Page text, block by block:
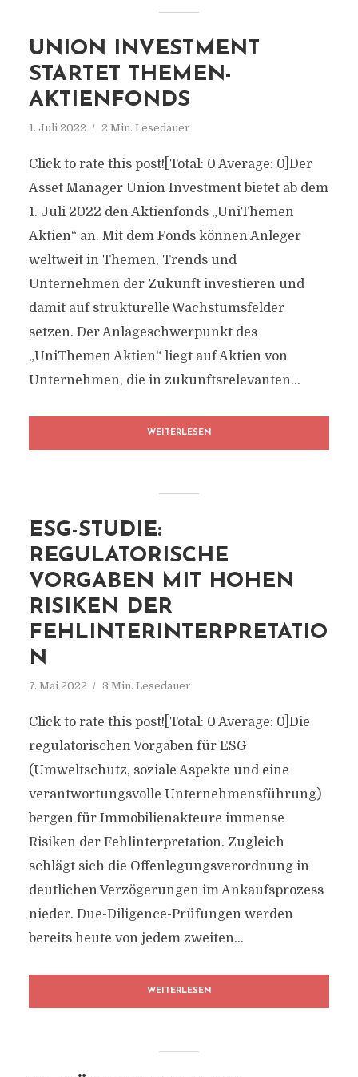
UNION INVESTMENT
STARTET THEMEN-
AKTIENFONDS
1. Juli 2022 2 Min. Lesedauer
Click to rate this post![Total: 0 Average: 0]Der
Asset Manager Union Investment bietet ab dem
1. Juli 2022 den Aktienfonds „UniThemen
Aktien“ an. Mit dem Fonds können Anleger
weltweit in Themen, Trends und
Unternehmen der Zukunft investieren und
damit auf strukturelle Wachstumsfelder
setzen. Der Anlageschwerpunkt des
„UniThemen Aktien“ liegt auf Aktien von
Unternehmen, die in zukunftsrelevanten...
WEITERLESEN
ESG-STUDIE:
REGULATORISCHE
VORGABEN MIT HOHEN
RISIKEN DER
FEHLINTERINTERPRETATIO
N
7. Mai 2022 3 Min. Lesedauer
Click to rate this post![Total: 0 Average: 0]Die
regulatorischen Vorgaben für ESG
(Umweltschutz, soziale Aspekte und eine
verantwortungsvolle Unternehmensführung)
bergen für Immobilienakteure immense
Risiken der Fehlinterpretation. Zugleich
schlägt sich die Offenlegungsverordnung in
deutlichen Verzögerungen im Ankaufsprozess
nieder. Due-Diligence-Prüfungen werden
bereits heute von jedem zweiten...
WEITERLESEN